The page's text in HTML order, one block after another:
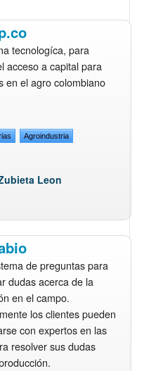
tecnologíca, para
acceso a capital para
en el agro colombiano
Agroindustria
Leon
de preguntas para
dudas acerca de la
en el campo.
los clientes pueden
con expertos en las
resolver sus dudas